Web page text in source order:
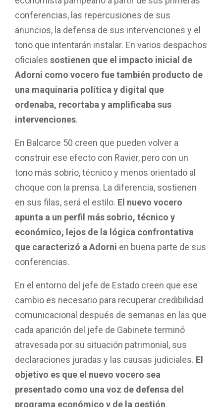
conferencias, las repercusiones de sus
anuncios, la defensa de sus intervenciones y el
tono que intentarán instalar. En varios despachos
oficiales sostienen que el impacto inicial de
Adorni como vocero fue también producto de
una maquinaria política y digital que
ordenaba, recortaba y amplificaba sus
intervenciones.
En Balcarce 50 creen que pueden volver a
construir ese efecto con Ravier, pero con un
tono más sobrio, técnico y menos orientado al
choque con la prensa. La diferencia, sostienen
en sus filas, será el estilo. El nuevo vocero
apunta a un perfil más sobrio, técnico y
económico, lejos de la lógica confrontativa
que caracterizó a Adorni en buena parte de sus
conferencias.
En el entorno del jefe de Estado creen que ese
cambio es necesario para recuperar credibilidad
comunicacional después de semanas en las que
cada aparición del jefe de Gabinete terminó
atravesada por su situación patrimonial, sus
declaraciones juradas y las causas judiciales. El
objetivo es que el nuevo vocero sea
presentado como una voz de defensa del
programa económico y de la gestión.